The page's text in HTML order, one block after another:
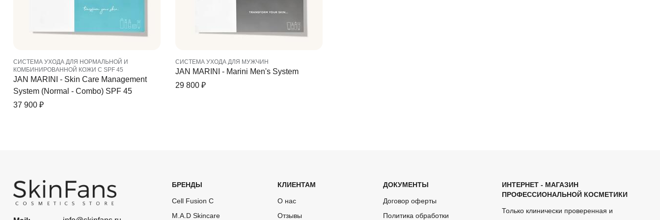
СИСТЕМА УХОДА ДЛЯ НОРМАЛЬНОЙ И
КОМБИНИРОВАННОЙ КОЖИ C SPF 45
JAN MARINI - Skin Care Management
System (Normal - Combo) SPF 45
37 900 ₽
CИСТЕМА УХОДА ДЛЯ МУЖЧИН
JAN MARINI - Marini Men's System
29 800 ₽
БРЕНДЫ
Cell Fusion C
M.A.D Skincare
КЛИЕНТАМ
О нас
Отзывы
ДОКУМЕНТЫ
Договор оферты
Политика обработки
ИНТЕРНЕТ - МАГАЗИН
ПРОФЕССИОНАЛЬНОЙ КОСМЕТИКИ
Только клинически проверенная и